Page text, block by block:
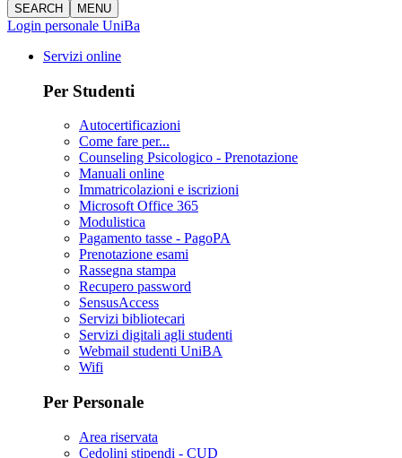
SEARCH MENU
Login personale UniBa
Servizi online
Per Studenti
Autocertificazioni
Come fare per...
Counseling Psicologico - Prenotazione
Manuali online
Immatricolazioni e iscrizioni
Microsoft Office 365
Modulistica
Pagamento tasse - PagoPA
Prenotazione esami
Rassegna stampa
Recupero password
SensusAccess
Servizi bibliotecari
Servizi digitali agli studenti
Webmail studenti UniBA
Wifi
Per Personale
Area riservata
Cedolini stipendi - CUD